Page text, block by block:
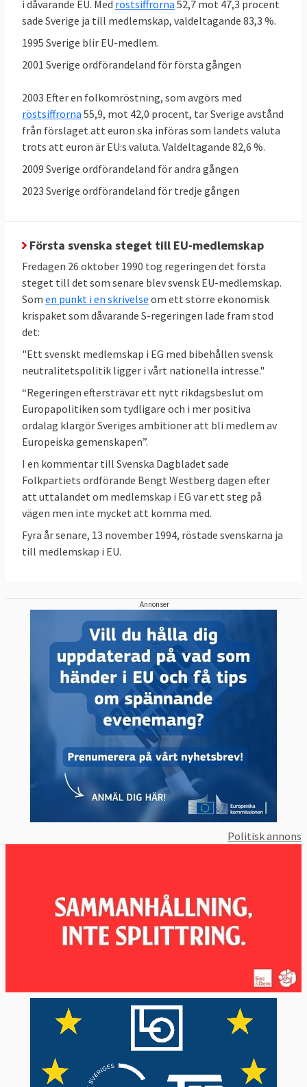
Sverige kritiseras för rättsliga brister
Sverige röstar som regel för nya EU-lagar i
ministerrådet, men ibland har Sverige
pekar i flera fall på att införandet av lagarna
i svensk rätt dröjt allt för länge, eller att de
införts på felaktigt sätt. Vid årsskiftet 31
december 2024 hade kommissionen 43
pågåendeöverträdelseförfaranden mot
Sverige, en process som kan sluta i EU-
Sverige ofta bland de främsta
Sverige tillhör de rikare EU-länderna och är
regel bland de främsta ländernai jämförande
studier eller statistik som rördemokrati,
pressfrihet,låg korruption
jämställdhet mellan könen,budgetbalans
EU:s sociala resultattavla,
sysselsättningsgrad,klimatmål,forskning
och utveckling ochinnovationsförmåga
mer – se nedan.
i dåvarande EU. Med röstsiffrorna 52,7 mot 47,3 procent
sade Sverige ja till medlemskap, valdeltagande 83,3 %.
1995 Sverige blir EU-medlem.
2001 Sverige ordförandeland för första gången
2003 Efter en folkomröstning, som avgörs med
röstsiffrorna 55,9, mot 42,0 procent, tar Sverige avstånd
från förslaget att euron ska införas som landets valuta
trots att euron är EU:s valuta. Valdeltagande 82,6 %.
2009 Sverige ordförandeland för andra gången
2023 Sverige ordförandeland för tredje gången
Första svenska steget till EU-medlemskap
Fredagen 26 oktober 1990 tog regeringen det första
steget till det som senare blev svensk EU-medlemskap.
Som en punkt i en skrivelse om ett större ekonomisk
krispaket som dåvarande S-regeringen lade fram stod
det:
"Ett svenskt medlemskap i EG med bibehållen svensk
neutralitetspolitik ligger i vårt nationella intresse."
“Regeringen eftersträvar ett nytt rikdagsbeslut om
Europapolitiken som tydligare och i mer positiva
ordalag klargör Sveriges ambitioner att bli medlem av
Europeiska gemenskapen”.
I en kommentar till Svenska Dagbladet sade
Folkpartiets ordförande Bengt Westberg dagen efter
att uttalandet om medlemskap i EG var ett steg på
vägen men inte mycket att komma med.
Fyra år senare, 13 november 1994, röstade svenskarna ja
till medlemskap i EU.
Annonser
Politisk annons